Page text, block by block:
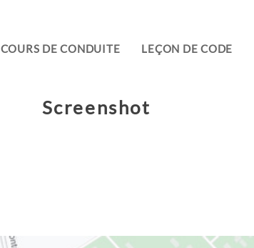
COURS DE CONDUITE LEÇON DE CODE
Screenshot